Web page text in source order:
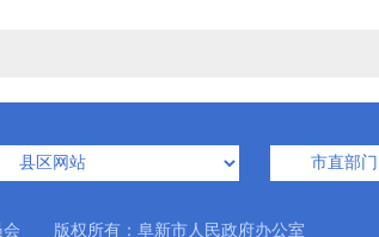
会 版权所有：阜新市人民政府办公室